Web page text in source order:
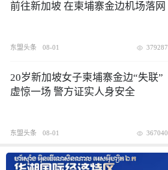
前往新加坡 在柬埔寨金边机场落网
东盟头条 08-01 379287
20岁新加坡女子柬埔寨金边“失联”
虚惊一场 警方证实人身安全
东盟头条 08-01 367040